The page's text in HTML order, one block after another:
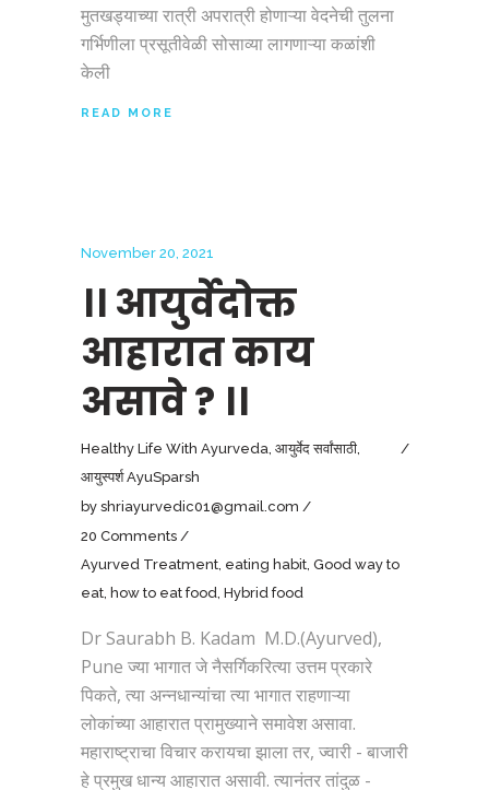
मुतखड्याच्या रात्री अपरात्री होणाऱ्या वेदनेची तुलना
गर्भिणीला प्रसूतीवेळी सोसाव्या लागणाऱ्या कळांशी
केली
READ MORE
November 20, 2021
।। आयुर्वेदोक्त
आहारात काय
असावे ? ।।
Healthy Life With Ayurveda, आयुर्वेद सर्वांसाठी,
आयुस्पर्श AyuSparsh
by shriayurvedic01@gmail.com
20 Comments
Ayurved Treatment, eating habit, Good way to
eat, how to eat food, Hybrid food
Dr Saurabh B. Kadam M.D.(Ayurved),
Pune ज्या भागात जे नैसर्गिकरित्या उत्तम प्रकारे
पिकते, त्या अन्नधान्यांचा त्या भागात राहणाऱ्या
लोकांच्या आहारात प्रामुख्याने समावेश असावा.
महाराष्ट्राचा विचार करायचा झाला तर, ज्वारी - बाजारी
हे प्रमुख धान्य आहारात असावी. त्यानंतर तांदुळ -